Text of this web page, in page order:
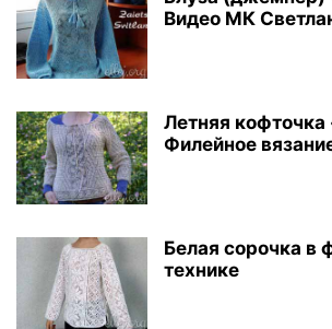
Видео МК
Летняя кофточка
Филейное
Белая сорочка в
технике